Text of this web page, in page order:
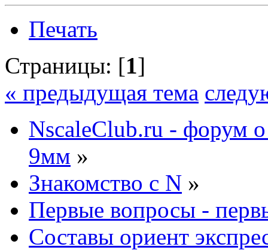
Печать
Страницы: [1]
« предыдущая тема
NscaleClub.ru - форум
9мм »
Знакомство с N »
Первые вопросы -
Составы ориент